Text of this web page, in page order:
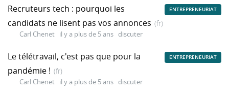
Recruteurs tech : pourquoi les
candidats ne lisent pas vos annonces (fr)
Carl Chenet il y a plus de 5 ans discuter
ENTREPRENEURIAT
Le télétravail, c'est pas que pour la
pandémie ! (fr)
Carl Chenet il y a plus de 5 ans discuter
ENTREPRENEURIAT